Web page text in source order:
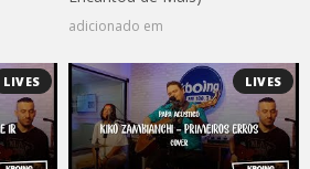
adicionado em
LIVES LIVES